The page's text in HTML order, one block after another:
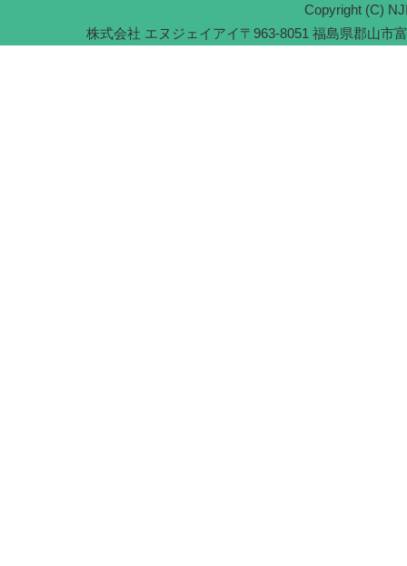
Copyright (C)
株式会社 エヌジェイアイ〒963-8051 福島県郡山市